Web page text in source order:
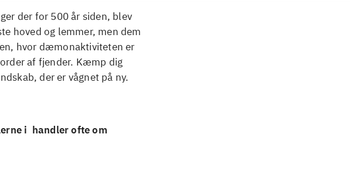
der for 500 år siden, blev
hoved og lemmer, men dem
hvor dæmonaktiviteten er
af fjender. Kæmp dig
der er vågnet på ny.
i handler ofte om